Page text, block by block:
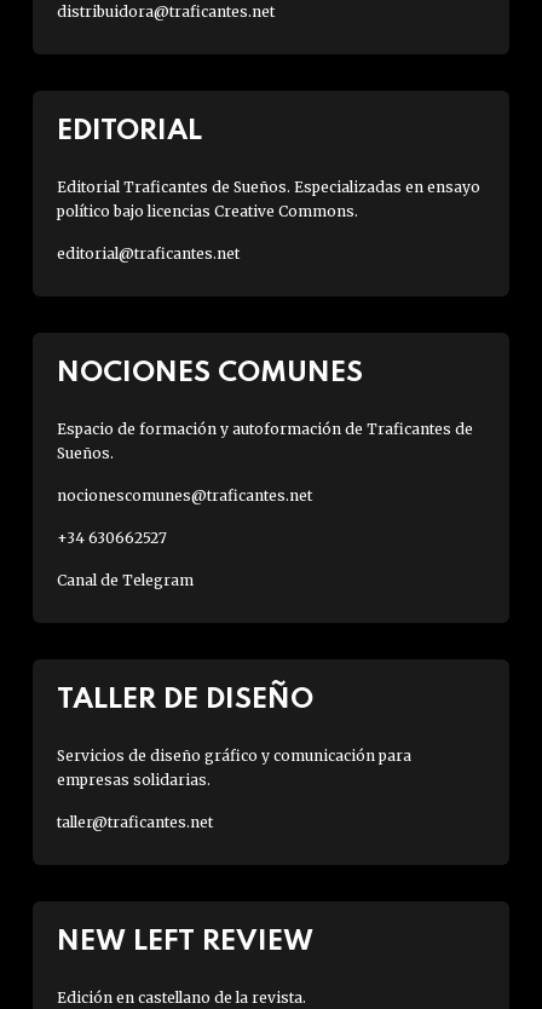
distribuidora@traficantes.net
EDITORIAL
Editorial Traficantes de Sueños. Especializadas en ensayo
político bajo licencias Creative Commons.
editorial@traficantes.net
NOCIONES COMUNES
Espacio de formación y autoformación de Traficantes de
Sueños.
nocionescomunes@traficantes.net
+34 630662527
Canal de Telegram
TALLER DE DISEÑO
Servicios de diseño gráfico y comunicación para
empresas solidarias.
taller@traficantes.net
NEW LEFT REVIEW
Edición en castellano de la revista.